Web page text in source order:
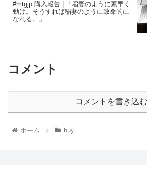
#mtgjp 購入報告 | 「稲妻のように素早く
動け。そうすれば稲妻のように致命的に
なれる。」
コメント
コメントを書き込む
ホーム buy